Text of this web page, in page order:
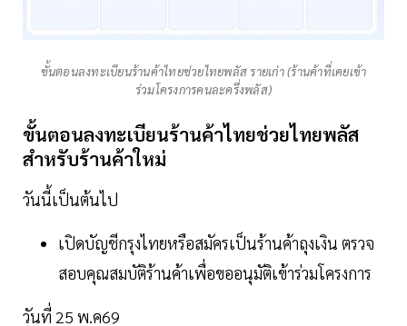
ขั้นตอนลงทะเบียนร้านค้าไทยช่วยไทยพลัส รายเก่า (ร้านค้าที่เคยเข้า
ร่วมโครงการคนละครึ่งพลัส)
ขั้นตอนลงทะเบียนร้านค้าไทยช่วยไทยพลัส
สำหรับร้านค้าใหม่
วันนี้เป็นต้นไป
เปิดบัญชีกรุงไทยหรือสมัครเป็นร้านค้าถุงเงิน ตรวจ
สอบคุณสมบัติร้านค้าเพื่อขออนุมัติเข้าร่วมโครงการ
วันที่ 25 พ.ค69